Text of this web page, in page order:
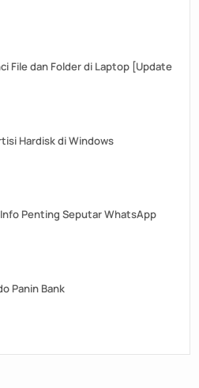
File dan Folder di Laptop [Update
Hardisk di Windows
Penting Seputar WhatsApp
Panin Bank